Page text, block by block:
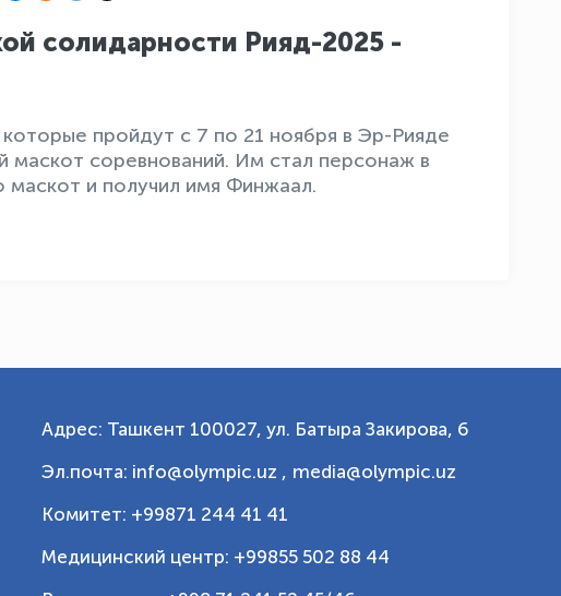
солидарности Рияд-2025 -
пройдут с 7 по 21 ноября в Эр-Рияде
маскот соревнований. Им стал персонаж в
и получил имя Финжаал.
Адрес: Ташкент 100027, ул. Батыра Закирова, 6
Эл.почта: info@olympic.uz , media@olympic.uz
Комитет: +99871 244 41 41
Медицинский центр: +99855 502 88 44